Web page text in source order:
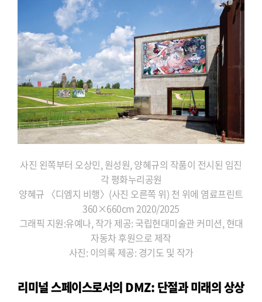
사진 왼쪽부터 오상민, 원성원, 양혜규의 작품이 전시된 임진
각 평화누리공원
양혜규 〈디엠지 비행〉(사진 오른쪽 위) 천 위에 염료프린트
360×660cm 2020/2025
그래픽 지원:유예나, 작가 제공: 국립현대미술관 커미션, 현대
자동차 후원으로 제작
사진: 이의록 제공: 경기도 및 작가
리미널 스페이스로서의 DMZ: 단절과 미래의 상상